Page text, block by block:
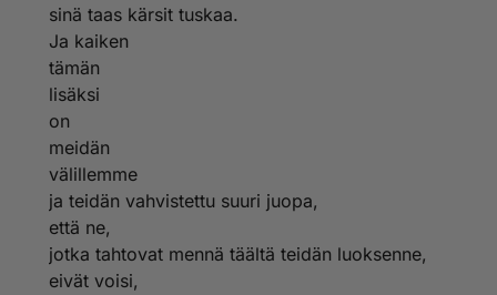
sinä taas kärsit tuskaa.
Ja kaiken
tämän
lisäksi
on
meidän
välillemme
ja teidän vahvistettu suuri juopa,
että ne,
jotka tahtovat mennä täältä teidän luoksenne,
eivät voisi,